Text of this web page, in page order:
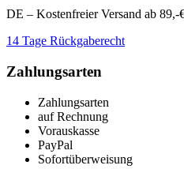
DE – Kostenfreier Versand ab 89,-
14 Tage Rückgaberecht
Zahlungsarten
Zahlungsarten
auf Rechnung
Vorauskasse
PayPal
Sofortüberweisung